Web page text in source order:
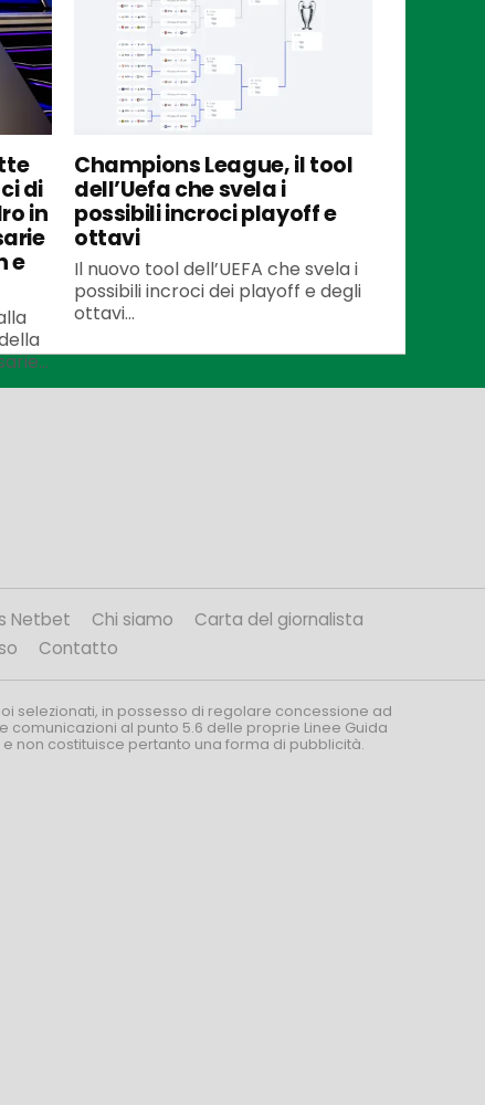
di
in
e
Champions League, il tool
dell’Uefa che svela i
possibili incroci playoff e
ottavi
Il nuovo tool dell’UEFA che svela i
possibili incroci dei playoff e degli
ottavi...
Netbet Chi siamo
Carta del giornalista
Contatto
selezionati, in possesso di regolare concessione ad
comunicazioni al punto 5.6 delle proprie Linee Guida
non costituisce pertanto una forma di pubblicità.